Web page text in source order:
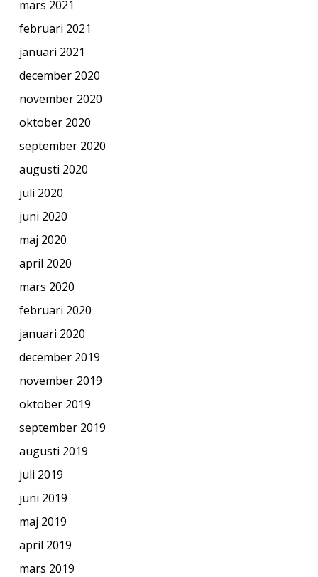
mars 2021
februari 2021
januari 2021
december 2020
november 2020
oktober 2020
september 2020
augusti 2020
juli 2020
juni 2020
maj 2020
april 2020
mars 2020
februari 2020
januari 2020
december 2019
november 2019
oktober 2019
september 2019
augusti 2019
juli 2019
juni 2019
maj 2019
april 2019
mars 2019